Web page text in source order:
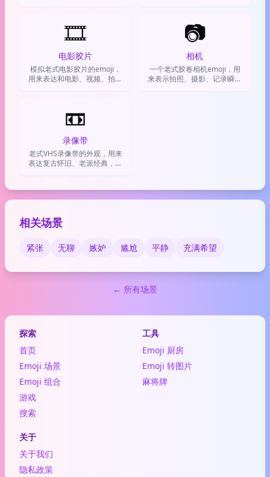
调的氛围。
🎞️
电影胶片
模拟老式电影胶片的emoji，
用来表达和电影、视频、拍摄
📷
相机
一个老式胶卷相机emoji，用
来表示拍照、摄影、记录瞬间
📼
录像带
老式VHS录像带的外观，用来
表达复古怀旧、老派经典，或
相关场景
紧张 无聊 嫉妒 尴尬 平静 充满希望
← 所有场景
探索
首页
Emoji 场景
Emoji 组合
游戏
搜索
工具
Emoji 厨房
Emoji 转图片
麻将牌
关于
关于我们
隐私政策